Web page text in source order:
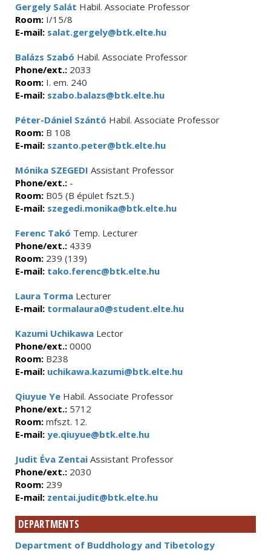
Gergely Salát Habil. Associate Professor
Room: I/15/8
E-mail: salat.gergely@btk.elte.hu
Balázs Szabó Habil. Associate Professor
Phone/ext.: 2033
Room: I. em. 240
E-mail: szabo.balazs@btk.elte.hu
Péter-Dániel Szántó Habil. Associate Professor
Room: B 108
E-mail: szanto.peter@btk.elte.hu
Mónika SZEGEDI Assistant Professor
Phone/ext.: -
Room: B05 (B épület fszt.5.)
E-mail: szegedi.monika@btk.elte.hu
Ferenc Takó Temp. Lecturer
Phone/ext.: 4339
Room: 239 (139)
E-mail: tako.ferenc@btk.elte.hu
Laura Torma Lecturer
E-mail: tormalaura0@student.elte.hu
Kazumi Uchikawa Lector
Phone/ext.: 0000
Room: B238
E-mail: uchikawa.kazumi@btk.elte.hu
Qiuyue Ye Habil. Associate Professor
Phone/ext.: 5712
Room: mfszt. 12.
E-mail: ye.qiuyue@btk.elte.hu
Judit Éva Zentai Assistant Professor
Phone/ext.: 2030
Room: 239
E-mail: zentai.judit@btk.elte.hu
DEPARTMENTS
Department of Buddhology and Tibetology